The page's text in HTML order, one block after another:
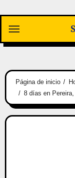
contenido
Página de inicio
8 días en